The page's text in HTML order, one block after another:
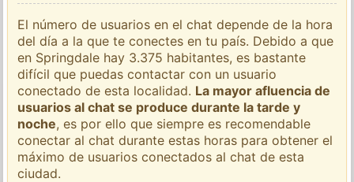
El número de usuarios en el chat depende de la hora
del día a la que te conectes en tu país. Debido a que
en Springdale hay 3.375 habitantes, es bastante
difícil que puedas contactar con un usuario
conectado de esta localidad. La mayor afluencia de
usuarios al chat se produce durante la tarde y
noche, es por ello que siempre es recomendable
conectar al chat durante estas horas para obtener el
máximo de usuarios conectados al chat de esta
ciudad.